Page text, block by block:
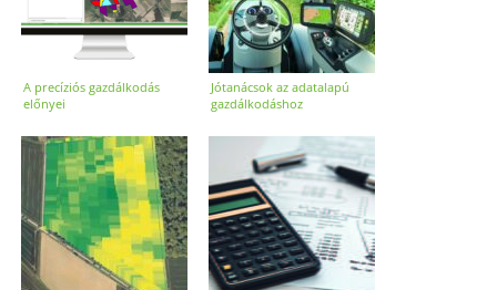
A precíziós gazdálkodás
előnyei
Jótanácsok az adatalapú
gazdálkodáshoz